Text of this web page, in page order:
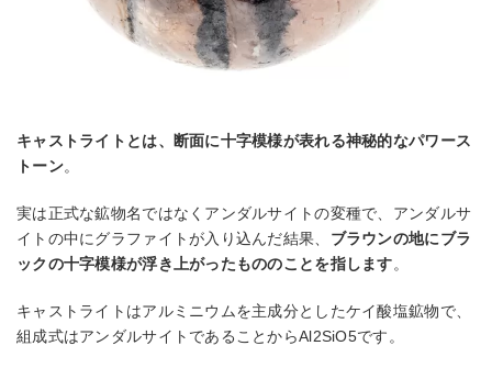
キャストライトとは、断面に十字模様が表れる神秘的なパワース
トーン。
実は正式な鉱物名ではなくアンダルサイトの変種で、アンダルサ
イトの中にグラファイトが入り込んだ結果、 ブラウンの地にブラ
ックの十字模様が浮き上がったもののことを指します。
キャストライトはアルミニウムを主成分としたケイ酸塩鉱物で、
組成式はアンダルサイトであることからAl2SiO5です。